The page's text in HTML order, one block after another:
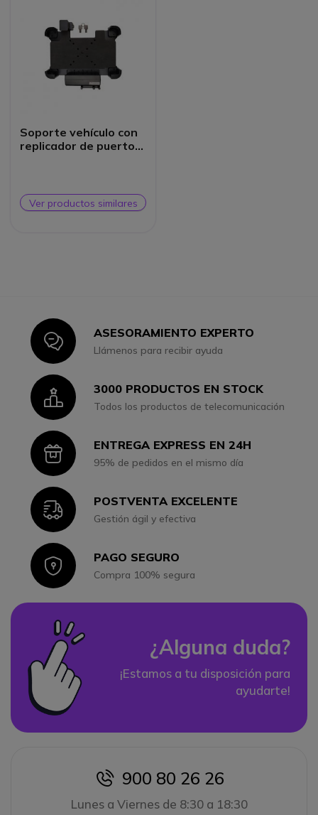
Soporte vehículo con
replicador de puertos
Ver productos similares
IconASESORAMIENTO EXPERTO
Llámenos para recibir ayuda
Icon3000 PRODUCTOS EN STOCK
Todos los productos de telecomunicación
IconENTREGA EXPRESS EN 24H
95% de pedidos en el mismo día
IconPOSTVENTA EXCELENTE
Gestión ágil y efectiva
IconPAGO SEGURO
Compra 100% segura
¿Alguna duda?
¡Estamos a tu disposición para
ayudarte!
icon
900 80 26 26
Lunes a Viernes de 8:30 a 18:30